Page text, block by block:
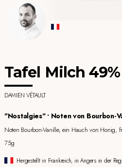
Tafel Milch
DAMIEN VÉTAULT
"Nostalgies" • Noten von Bourbon-
Noten Bourbon-Vanille, ein Hauch von Honig,
75g
Hergestellt in Frankreich, in Angers in der